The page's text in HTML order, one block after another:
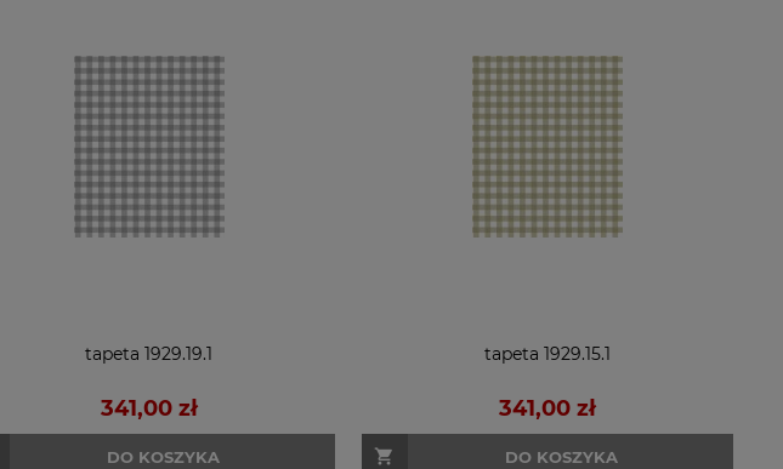
tapeta 1929.19.1
341,00 zł
DO KOSZYKA
tapeta 1929.15.1
341,00 zł
DO KOSZYKA